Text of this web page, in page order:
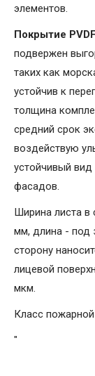
элементов.
Покрытие
подвержен
таких как
устойчив к
толщина
средний срок
воздействую
устойчивый
фасадов.
Ширина листа в
мм, длина - под
сторону
лицевой
мкм.
Класс
"